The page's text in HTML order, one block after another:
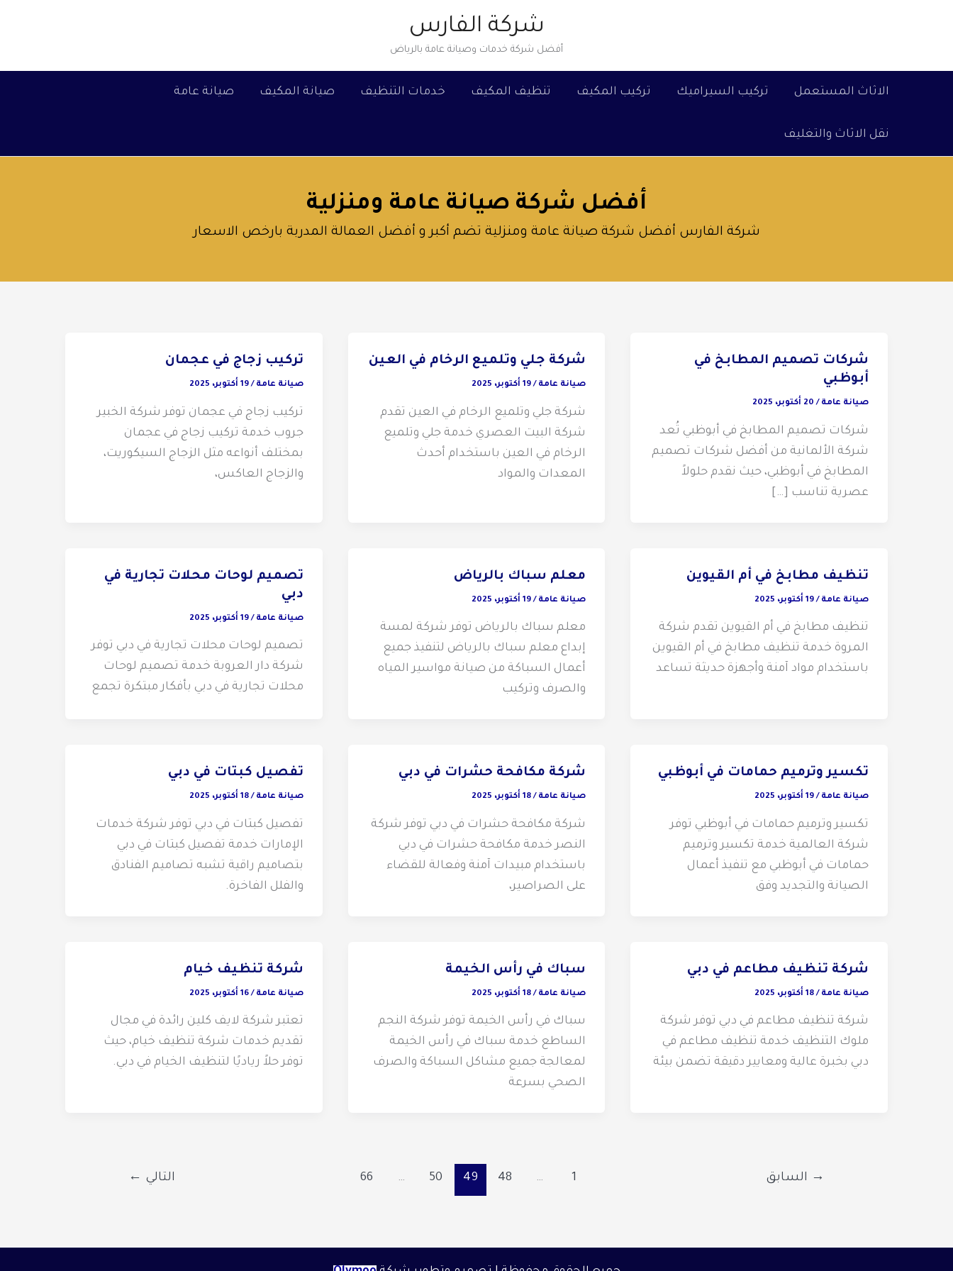
شركة الفارس
أفضل شركة خدمات وصيانة عامة بالرياض
الاثاث المستعمل تركيب السيراميك تركيب المكيف تنظيف المكيف خدمات التنظيف صيانة المكيف صيانة عامة
نقل الاثاث والتغليف
أفضل شركة صيانة عامة ومنزلية
شركة الفارس أفضل شركة صيانة عامة ومنزلية تضم أكبر و أفضل العمالة المدربة بارخص الاسعار
شركات تصميم المطابخ في
أبوظبي
صيانة عامة / 20 أكتوبر، 2025
شركات تصميم المطابخ في أبوظبي تُعد
شركة الألمانية من أفضل شركات تصميم
المطابخ في أبوظبي، حيث نقدم حلولاً
عصرية تناسب […]
شركة جلي وتلميع الرخام في العين
صيانة عامة /19 أكتوبر، 2025
شركة جلي وتلميع الرخام في العين تقدم
شركة البيت العصري خدمة جلي وتلميع
الرخام في العين باستخدام أحدث
المعدات والمواد
تركيب زجاج في عجمان
صيانة عامة /19 أكتوبر، 2025
تركيب زجاج في عجمان توفر شركة الخبير
جروب خدمة تركيب زجاج في عجمان
بمختلف أنواعه مثل الزجاج السيكوريت،
والزجاج العاكس،
تنظيف مطابخ في أم القيوين
صيانة عامة /19 أكتوبر، 2025
تنظيف مطابخ في أم القيوين تقدم شركة
المروة خدمة تنظيف مطابخ في أم القيوين
باستخدام مواد آمنة وأجهزة حديثة تساعد
معلم سباك بالرياض
صيانة عامة /19 أكتوبر، 2025
معلم سباك بالرياض توفر شركة لمسة
إبداع معلم سباك بالرياض لتنفيذ جميع
أعمال السباكة من صيانة مواسير المياه
والصرف وتركيب
تصميم لوحات محلات تجارية في
دبي
صيانة عامة /19 أكتوبر، 2025
تصميم لوحات محلات تجارية في دبي توفر
شركة دار العروبة خدمة تصميم لوحات
محلات تجارية في دبي بأفكار مبتكرة تجمع
تكسير وترميم حمامات في أبوظبي
صيانة عامة /19 أكتوبر، 2025
تكسير وترميم حمامات في أبوظبي توفر
شركة العالمية خدمة تكسير وترميم
حمامات في أبوظبي مع تنفيذ أعمال
الصيانة والتجديد وفق
شركة مكافحة حشرات في دبي
صيانة عامة /18 أكتوبر، 2025
شركة مكافحة حشرات في دبي توفر شركة
النصر خدمة مكافحة حشرات في دبي
باستخدام مبيدات آمنة وفعالة للقضاء
على الصراصير،
تفصيل كبتات في دبي
صيانة عامة /18 أكتوبر، 2025
تفصيل كبتات في دبي توفر شركة خدمات
الإمارات خدمة تفصيل كبتات في دبي
بتصاميم راقية تشبه تصاميم الفنادق
والفلل الفاخرة.
شركة تنظيف مطاعم في دبي
صيانة عامة /18 أكتوبر، 2025
شركة تنظيف مطاعم في دبي توفر شركة
ملوك التنظيف خدمة تنظيف مطاعم في
دبي بخبرة عالية ومعايير دقيقة تضمن بيئة
سباك في رأس الخيمة
صيانة عامة /18 أكتوبر، 2025
سباك في رأس الخيمة توفر شركة النجم
الساطع خدمة سباك في رأس الخيمة
لمعالجة جميع مشاكل السباكة والصرف
الصحي بسرعة
شركة تنظيف خيام
صيانة عامة /16 أكتوبر، 2025
تعتبر شركة لايف كلين رائدة في مجال
تقديم خدمات شركة تنظيف خيام، حيث
توفر حلاً رياديًا لتنظيف الخيام في دبي.
→ السابق 1
…
48
49
50
…
66 التالي ←